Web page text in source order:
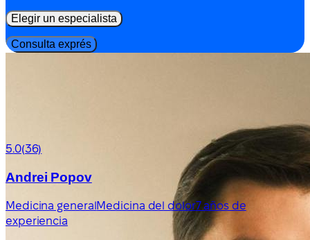
Elegir un especialista
Consulta exprés
5.0(36)
Andrei Popov
Medicina generalMedicina del dolor7 años de
experiencia